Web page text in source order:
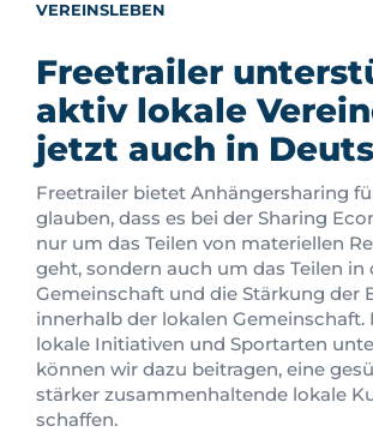
VEREINSLEBEN
Freetrailer
aktiv lokale
jetzt auch in
Freetrailer bietet Anhängersharing
glauben, dass es bei der Sharing
nur um das Teilen von materiellen
geht, sondern auch um das Teilen in
Gemeinschaft und die Stärkung der
innerhalb der lokalen Gemeinschaft.
lokale Initiativen und Sportarten
können wir dazu beitragen, eine
stärker zusammenhaltende lokale
schaffen.